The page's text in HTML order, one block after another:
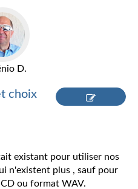
D.
choix
existant pour utiliser nos
n'existent plus , sauf pour
ou format WAV.